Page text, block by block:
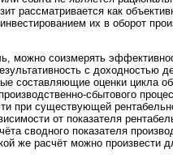
рассматривается как
их в оборот
можно соизмерять
с доходностью
составляющие оценки цикла
сбытового
при существующей
от показателя
сводного показателя
же расчёт можно произвести